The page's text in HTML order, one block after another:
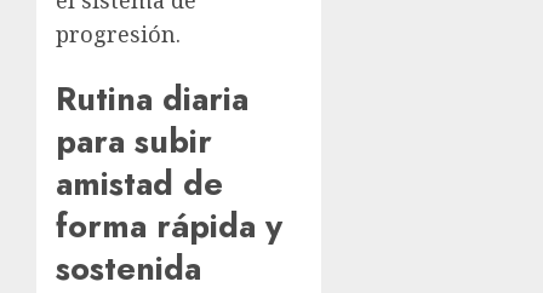
progresión.
Rutina diaria
para subir
amistad de
forma rápida y
sostenida